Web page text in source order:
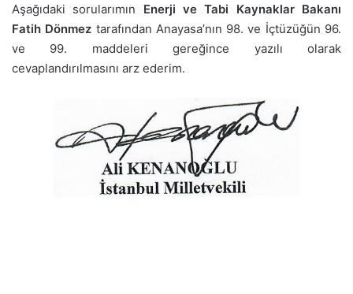
Aşağıdaki sorularımın Enerji ve Tabi Kaynaklar Bakanı
Fatih Dönmez tarafından Anayasa’nın 98. ve İçtüzüğün 96.
ve 99. maddeleri gereğince yazılı olarak
cevaplandırılmasını arz ederim.